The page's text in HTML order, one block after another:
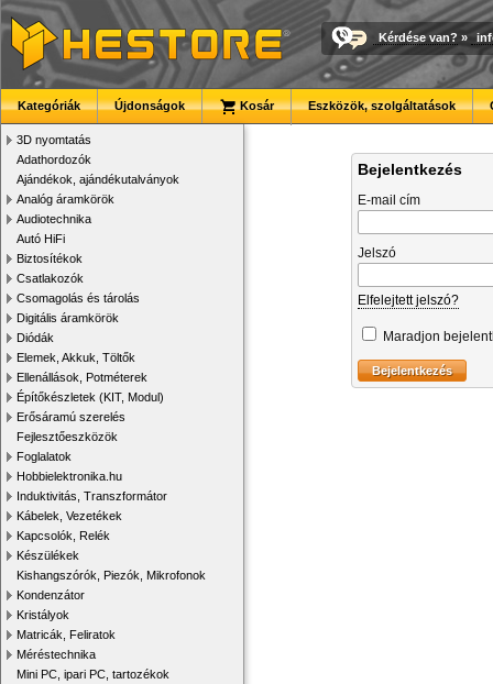
Kérdése van? »
Kategóriák Újdonságok Kosár Eszközök, szolgáltatások
3D nyomtatás
Adathordozók
Ajándékok, ajándékutalványok
Analóg áramkörök
Audiotechnika
Autó HiFi
Biztosítékok
Csatlakozók
Csomagolás és tárolás
Digitális áramkörök
Diódák
Elemek, Akkuk, Töltők
Ellenállások, Potméterek
Építőkészletek (KIT, Modul)
Erősáramú szerelés
Fejlesztőeszközök
Foglalatok
Hobbielektronika.hu
Induktivitás, Transzformátor
Kábelek, Vezetékek
Kapcsolók, Relék
Készülékek
Kishangszórók, Piezók, Mikrofonok
Kondenzátor
Kristályok
Matricák, Feliratok
Méréstechnika
Mini PC, ipari PC, tartozékok
Bejelentkezés
E-mail cím
Jelszó
Elfelejtett jelszó?
Maradjon